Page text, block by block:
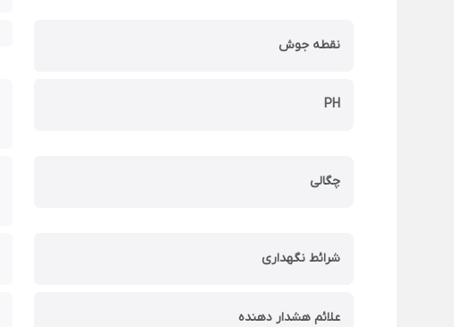
نقطه جوش
PH
چگالی
شرائط نگهداری
علائم هشدار دهنده